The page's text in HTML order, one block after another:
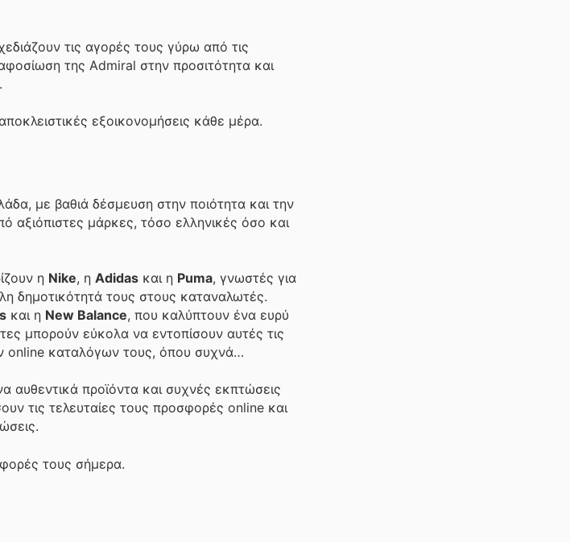
τις αγορές τους γύρω από τις
της Admiral στην προσιτότητα και
εξοικονομήσεις κάθε μέρα.
με βαθιά δέσμευση στην ποιότητα και την
μάρκες, τόσο ελληνικές όσο και
η Nike, η Adidas και η Puma, γνωστές για
δημοτικότητά τους στους καταναλωτές.
και η New Balance, που καλύπτουν ένα ευρύ
μπορούν εύκολα να εντοπίσουν αυτές τις
online καταλόγων τους, όπου συχνά
αυθεντικά προϊόντα και συχνές εκπτώσεις
τις τελευταίες τους προσφορές online και
τους σήμερα.